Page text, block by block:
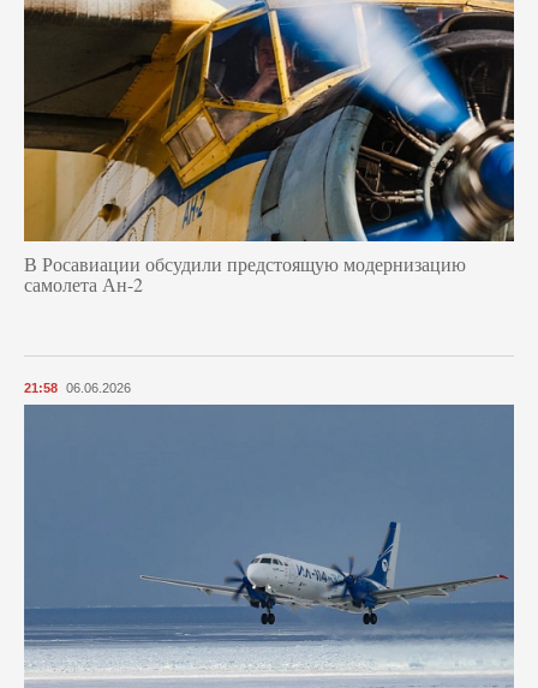
В Росавиации обсудили предстоящую модернизацию
самолета Ан-2
21:58 06.06.2026